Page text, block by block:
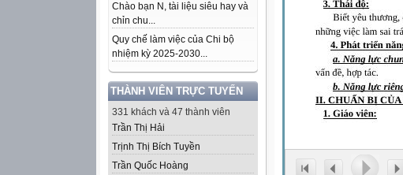
Chào bạn N, tài liệu siêu hay và
chỉn chu...
Quy chế làm việc của Chi bộ
nhiệm kỳ 2025-2030...
THÀNH VIÊN TRỰC TUYẾN
331 khách và 47 thành viên
Trần Thị Hải
Trịnh Thị Bích Tuyền
Trần Quốc Hoàng